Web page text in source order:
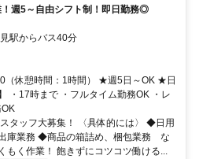
！週5～自由シフト制！即日勤務◎
鶴見駅からバス40分
（休憩時間：1時間） ★週5日～OK ★日
・17時まで ・フルタイム勤務OK ・レ
タッフ大募集！ 〈具体的には〉 ◆日用
庫業務 ◆商品の箱詰め、梱包業務 な
もく作業！ 飽きずにコツコツ働ける...